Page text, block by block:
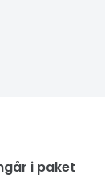
i paket